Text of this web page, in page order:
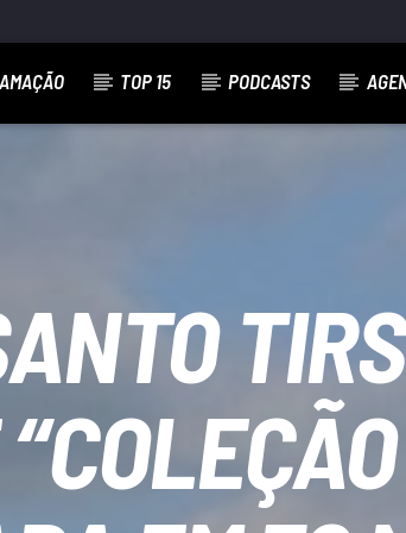
TOP 15 PODCASTS